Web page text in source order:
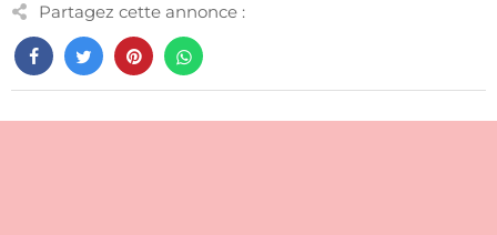
Partagez cette annonce :